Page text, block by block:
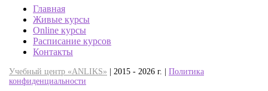
Главная
Живые курсы
Online курсы
Расписание курсов
Контакты
Учебный центр «ANLIKS» | 2015 - 2026 г. | Политика
конфиденциальности